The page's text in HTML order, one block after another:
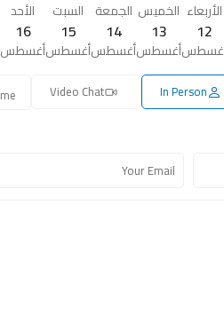
الأربعاء
12
الخميس
13
أغسطس
الجمعة
14
أغسطس
السبت
15
أغسطس
الأحد
16
أغسطس
In Person
Video Chat